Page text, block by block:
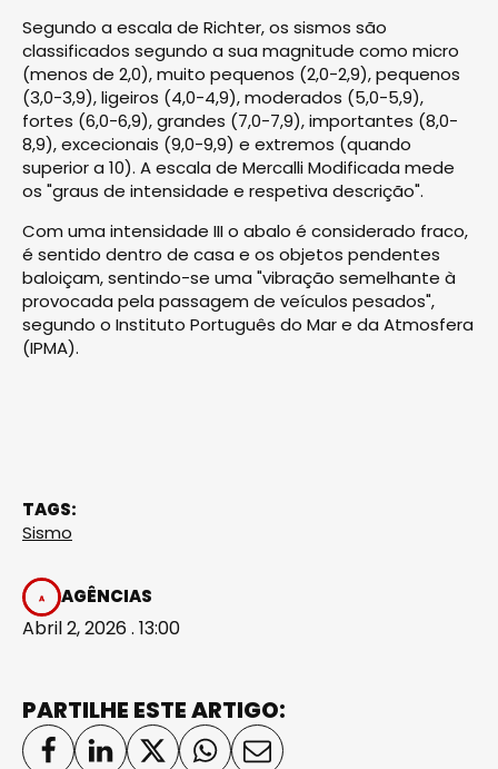
Segundo a escala de Richter, os sismos são
classificados segundo a sua magnitude como micro
(menos de 2,0), muito pequenos (2,0-2,9), pequenos
(3,0-3,9), ligeiros (4,0-4,9), moderados (5,0-5,9),
fortes (6,0-6,9), grandes (7,0-7,9), importantes (8,0-
8,9), excecionais (9,0-9,9) e extremos (quando
superior a 10). A escala de Mercalli Modificada mede
os "graus de intensidade e respetiva descrição".
Com uma intensidade III o abalo é considerado fraco,
é sentido dentro de casa e os objetos pendentes
baloiçam, sentindo-se uma "vibração semelhante à
provocada pela passagem de veículos pesados",
segundo o Instituto Português do Mar e da Atmosfera
(IPMA).
TAGS:
Sismo
AGÊNCIAS
Abril 2, 2026 . 13:00
PARTILHE ESTE ARTIGO: